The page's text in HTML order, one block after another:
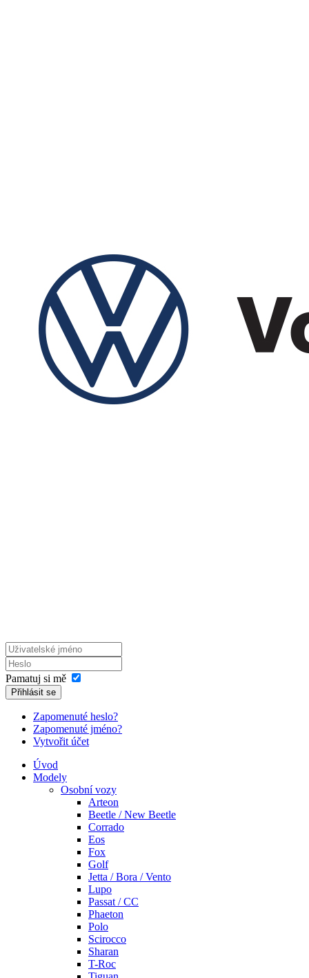
Pamatuj si mě
Přihlásit se
Zapomenuté heslo?
Zapomenuté jméno?
Vytvořit účet
Úvod
Modely
Osobní vozy
Arteon
Beetle / New Beetle
Corrado
Eos
Fox
Golf
Jetta / Bora / Vento
Lupo
Passat / CC
Phaeton
Polo
Scirocco
Sharan
T-Roc